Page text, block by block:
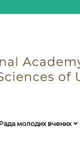
Рада молодих вчених